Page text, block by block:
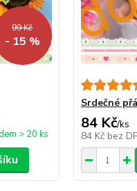
99 Kč
- 15 %
> 20 ks
Srdečné
84 Kč/ks
84 Kč bez